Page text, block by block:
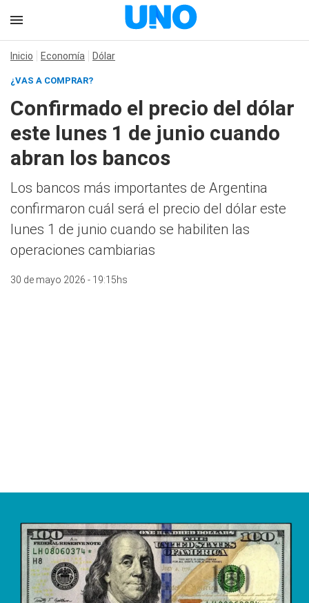
Inicio Economía Dólar
¿VAS A COMPRAR?
Confirmado el precio del dólar
este lunes 1 de junio cuando
abran los bancos
Los bancos más importantes de Argentina
confirmaron cuál será el precio del dólar este
lunes 1 de junio cuando se habiliten las
operaciones cambiarias
30 de mayo 2026 - 19:15hs